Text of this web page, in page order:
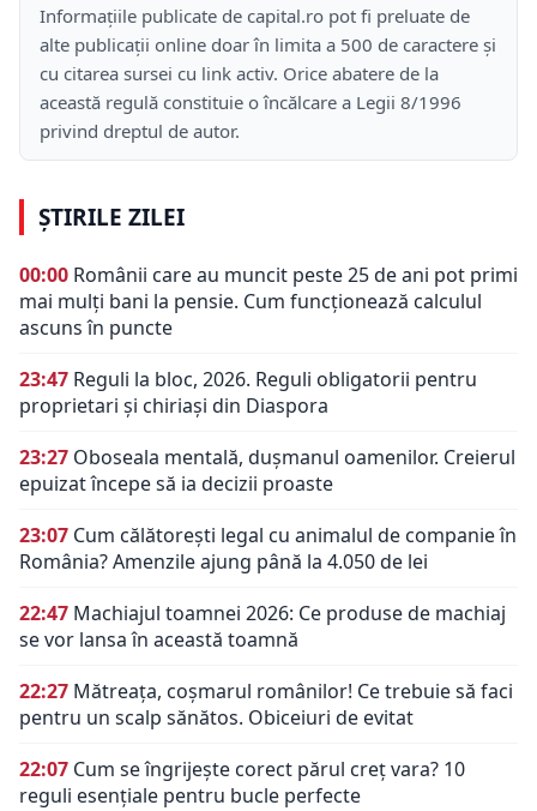
Informațiile publicate de capital.ro pot fi preluate de
alte publicații online doar în limita a 500 de caractere și
cu citarea sursei cu link activ. Orice abatere de la
această regulă constituie o încălcare a Legii 8/1996
privind dreptul de autor.
ȘTIRILE ZILEI
00:00 Românii care au muncit peste 25 de ani pot primi
mai mulți bani la pensie. Cum funcționează calculul
ascuns în puncte
23:47 Reguli la bloc, 2026. Reguli obligatorii pentru
proprietari și chiriași din Diaspora
23:27 Oboseala mentală, dușmanul oamenilor. Creierul
epuizat începe să ia decizii proaste
23:07 Cum călătorești legal cu animalul de companie în
România? Amenzile ajung până la 4.050 de lei
22:47 Machiajul toamnei 2026: Ce produse de machiaj
se vor lansa în această toamnă
22:27 Mătreața, coșmarul românilor! Ce trebuie să faci
pentru un scalp sănătos. Obiceiuri de evitat
22:07 Cum se îngrijește corect părul creț vara? 10
reguli esențiale pentru bucle perfecte